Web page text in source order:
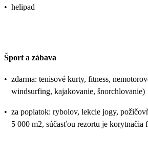
• helipad
Šport a zábava
• zdarma: tenisové kurty, fitness,
windsurfing, kajakovanie, šnorchlovanie)
• za poplatok: rybolov, lekcie jogy,
5 000 m2, súčasťou rezortu je korytnačia